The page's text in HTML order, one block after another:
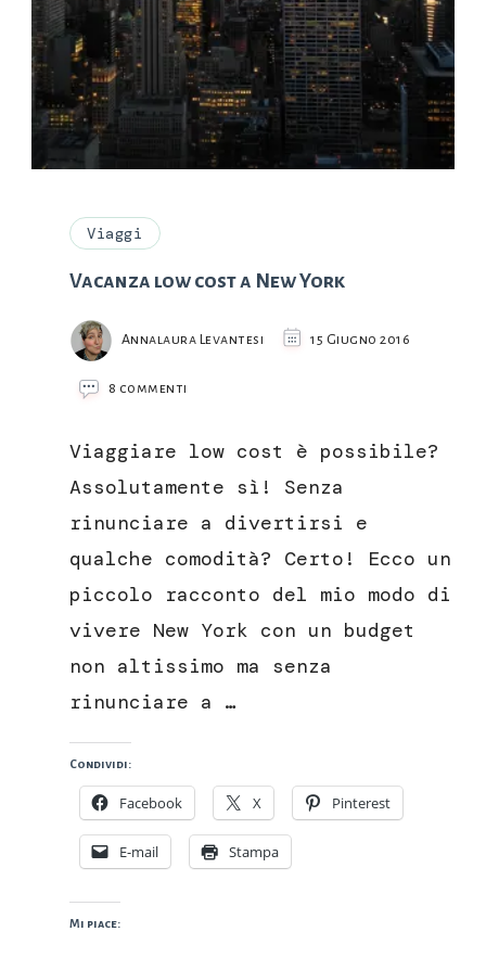
Viaggi
Vacanza low cost a New York
Annalaura Levantesi 15 Giugno 2016
8 commenti
cost
York
Viaggiare low cost è possibile?
Assolutamente sì! Senza
rinunciare a divertirsi e
qualche comodità? Certo! Ecco un
piccolo racconto del mio modo di
vivere New York con un budget
non altissimo ma senza
rinunciare a …
Condividi:
Facebook X Pinterest
E-mail Stampa
Mi piace: